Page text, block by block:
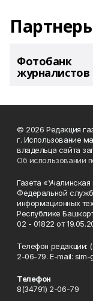
Фотобанк
журналистов
© 2026 Редакция
г. Использование
владельца сайта
Об использовании
Газета
Федеральной
информационных
Республике
02 - 01822 от
Телефон редакции:
2-06-79. Е-mаil: sim-
Телефон
8(34791) 2-06-79